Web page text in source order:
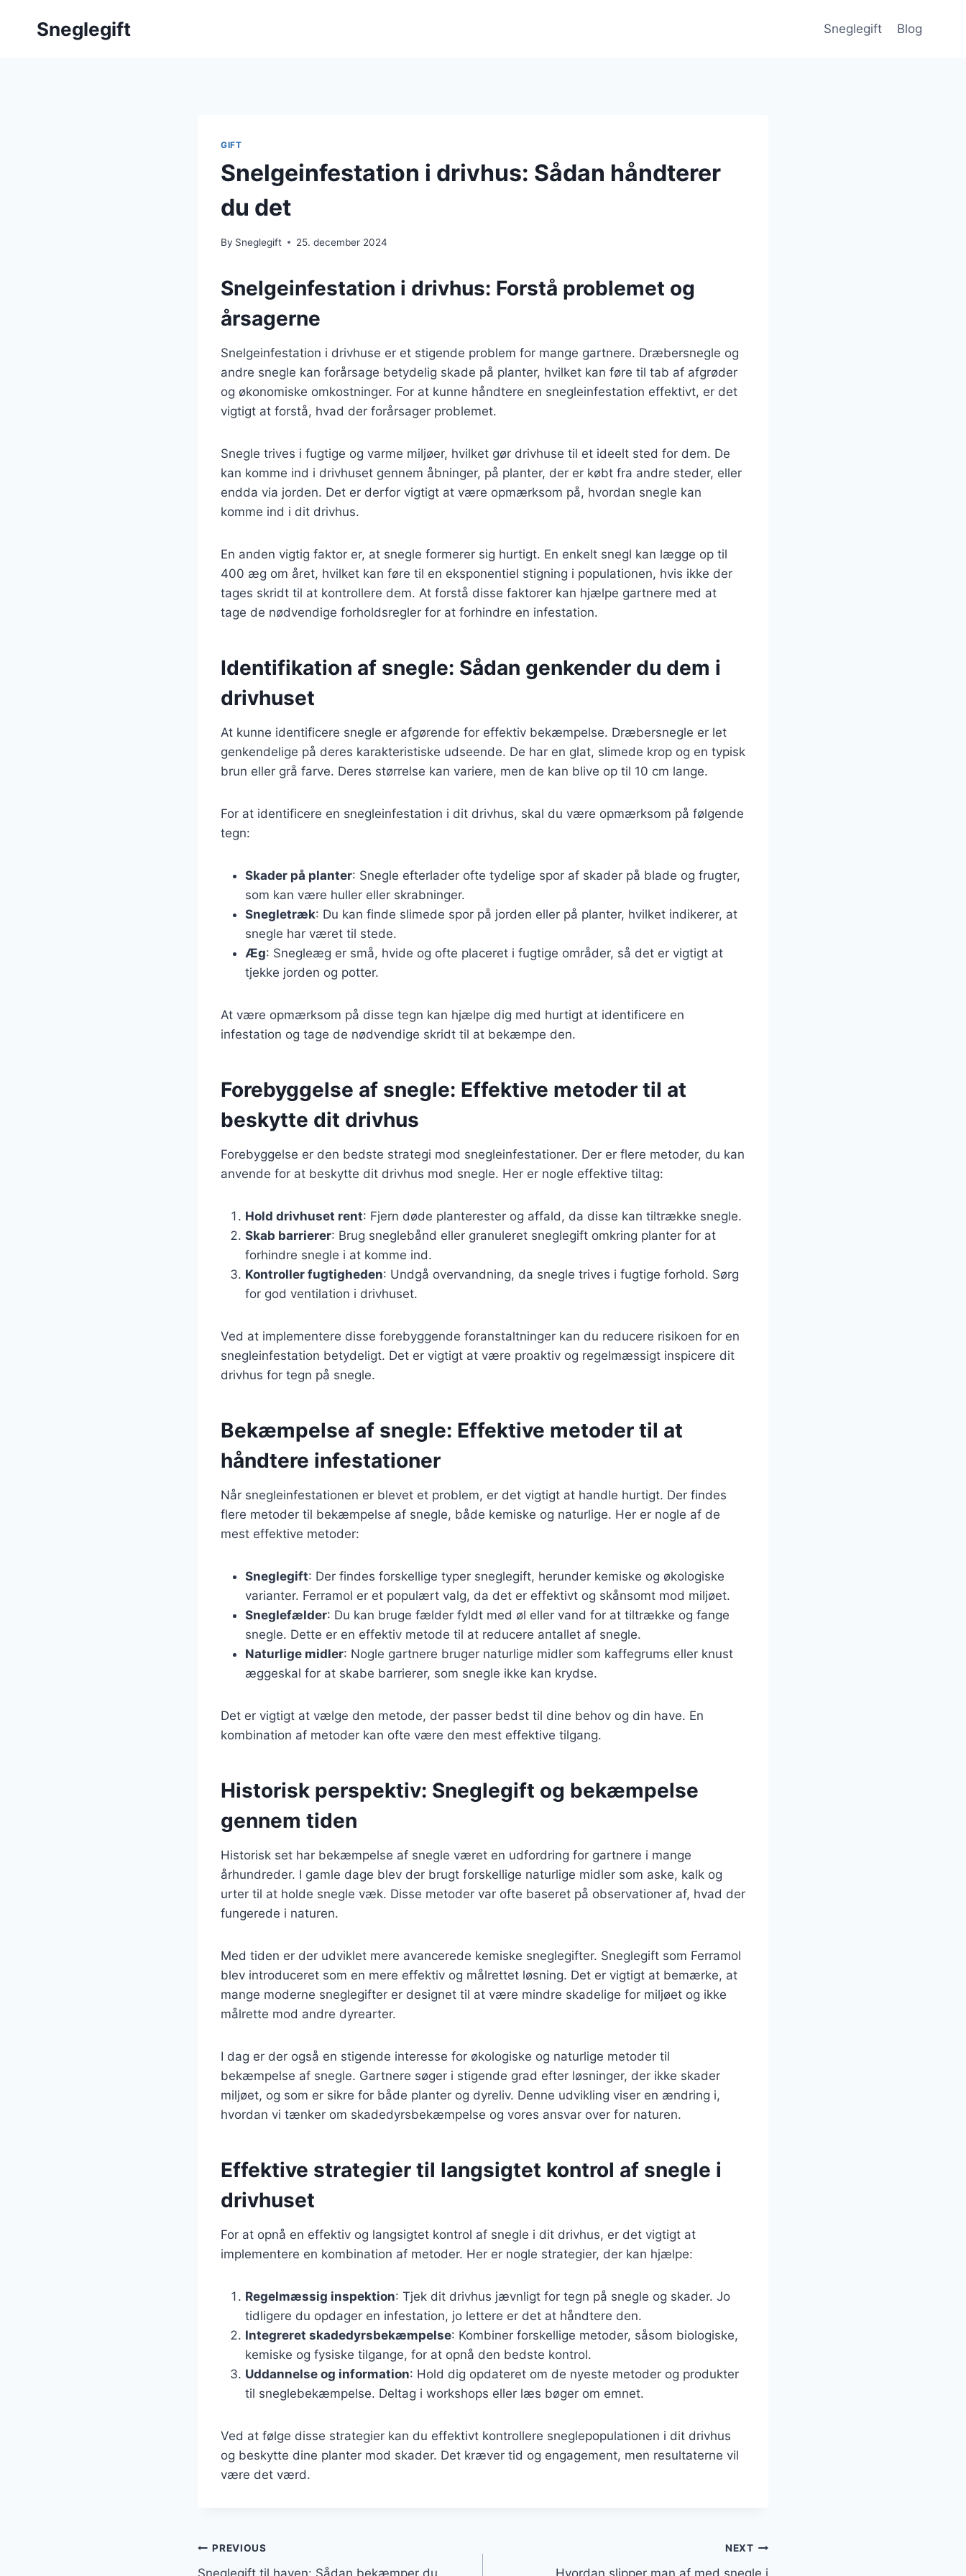
Sneglegift Sneglegift Blog
GIFT
Snelgeinfestation i drivhus: Sådan håndterer
du det
By Sneglegift 25. december 2024
Snelgeinfestation i drivhus: Forstå problemet og
årsagerne
Snelgeinfestation i drivhuse er et stigende problem for mange gartnere. Dræbersnegle og
andre snegle kan forårsage betydelig skade på planter, hvilket kan føre til tab af afgrøder
og økonomiske omkostninger. For at kunne håndtere en snegleinfestation effektivt, er det
vigtigt at forstå, hvad der forårsager problemet.
Snegle trives i fugtige og varme miljøer, hvilket gør drivhuse til et ideelt sted for dem. De
kan komme ind i drivhuset gennem åbninger, på planter, der er købt fra andre steder, eller
endda via jorden. Det er derfor vigtigt at være opmærksom på, hvordan snegle kan
komme ind i dit drivhus.
En anden vigtig faktor er, at snegle formerer sig hurtigt. En enkelt snegl kan lægge op til
400 æg om året, hvilket kan føre til en eksponentiel stigning i populationen, hvis ikke der
tages skridt til at kontrollere dem. At forstå disse faktorer kan hjælpe gartnere med at
tage de nødvendige forholdsregler for at forhindre en infestation.
Identifikation af snegle: Sådan genkender du dem i
drivhuset
At kunne identificere snegle er afgørende for effektiv bekæmpelse. Dræbersnegle er let
genkendelige på deres karakteristiske udseende. De har en glat, slimede krop og en typisk
brun eller grå farve. Deres størrelse kan variere, men de kan blive op til 10 cm lange.
For at identificere en snegleinfestation i dit drivhus, skal du være opmærksom på følgende
tegn:
Skader på planter: Snegle efterlader ofte tydelige spor af skader på blade og frugter,
som kan være huller eller skrabninger.
Snegletræk: Du kan finde slimede spor på jorden eller på planter, hvilket indikerer, at
snegle har været til stede.
Æg: Snegleæg er små, hvide og ofte placeret i fugtige områder, så det er vigtigt at
tjekke jorden og potter.
At være opmærksom på disse tegn kan hjælpe dig med hurtigt at identificere en
infestation og tage de nødvendige skridt til at bekæmpe den.
Forebyggelse af snegle: Effektive metoder til at
beskytte dit drivhus
Forebyggelse er den bedste strategi mod snegleinfestationer. Der er flere metoder, du kan
anvende for at beskytte dit drivhus mod snegle. Her er nogle effektive tiltag:
Hold drivhuset rent: Fjern døde planterester og affald, da disse kan tiltrække snegle.
Skab barrierer: Brug sneglebånd eller granuleret sneglegift omkring planter for at
forhindre snegle i at komme ind.
Kontroller fugtigheden: Undgå overvandning, da snegle trives i fugtige forhold. Sørg
for god ventilation i drivhuset.
Ved at implementere disse forebyggende foranstaltninger kan du reducere risikoen for en
snegleinfestation betydeligt. Det er vigtigt at være proaktiv og regelmæssigt inspicere dit
drivhus for tegn på snegle.
Bekæmpelse af snegle: Effektive metoder til at
håndtere infestationer
Når snegleinfestationen er blevet et problem, er det vigtigt at handle hurtigt. Der findes
flere metoder til bekæmpelse af snegle, både kemiske og naturlige. Her er nogle af de
mest effektive metoder:
Sneglegift: Der findes forskellige typer sneglegift, herunder kemiske og økologiske
varianter. Ferramol er et populært valg, da det er effektivt og skånsomt mod miljøet.
Sneglefælder: Du kan bruge fælder fyldt med øl eller vand for at tiltrække og fange
snegle. Dette er en effektiv metode til at reducere antallet af snegle.
Naturlige midler: Nogle gartnere bruger naturlige midler som kaffegrums eller knust
æggeskal for at skabe barrierer, som snegle ikke kan krydse.
Det er vigtigt at vælge den metode, der passer bedst til dine behov og din have. En
kombination af metoder kan ofte være den mest effektive tilgang.
Historisk perspektiv: Sneglegift og bekæmpelse
gennem tiden
Historisk set har bekæmpelse af snegle været en udfordring for gartnere i mange
århundreder. I gamle dage blev der brugt forskellige naturlige midler som aske, kalk og
urter til at holde snegle væk. Disse metoder var ofte baseret på observationer af, hvad der
fungerede i naturen.
Med tiden er der udviklet mere avancerede kemiske sneglegifter. Sneglegift som Ferramol
blev introduceret som en mere effektiv og målrettet løsning. Det er vigtigt at bemærke, at
mange moderne sneglegifter er designet til at være mindre skadelige for miljøet og ikke
målrette mod andre dyrearter.
I dag er der også en stigende interesse for økologiske og naturlige metoder til
bekæmpelse af snegle. Gartnere søger i stigende grad efter løsninger, der ikke skader
miljøet, og som er sikre for både planter og dyreliv. Denne udvikling viser en ændring i,
hvordan vi tænker om skadedyrsbekæmpelse og vores ansvar over for naturen.
Effektive strategier til langsigtet kontrol af snegle i
drivhuset
For at opnå en effektiv og langsigtet kontrol af snegle i dit drivhus, er det vigtigt at
implementere en kombination af metoder. Her er nogle strategier, der kan hjælpe:
Regelmæssig inspektion: Tjek dit drivhus jævnligt for tegn på snegle og skader. Jo
tidligere du opdager en infestation, jo lettere er det at håndtere den.
Integreret skadedyrsbekæmpelse: Kombiner forskellige metoder, såsom biologiske,
kemiske og fysiske tilgange, for at opnå den bedste kontrol.
Uddannelse og information: Hold dig opdateret om de nyeste metoder og produkter
til sneglebekæmpelse. Deltag i workshops eller læs bøger om emnet.
Ved at følge disse strategier kan du effektivt kontrollere sneglepopulationen i dit drivhus
og beskytte dine planter mod skader. Det kræver tid og engagement, men resultaterne vil
være det værd.
Indlægsnavigation
PREVIOUS
Sneglegift til haven: Sådan bekæmper du
NEXT
Hvordan slipper man af med snegle i